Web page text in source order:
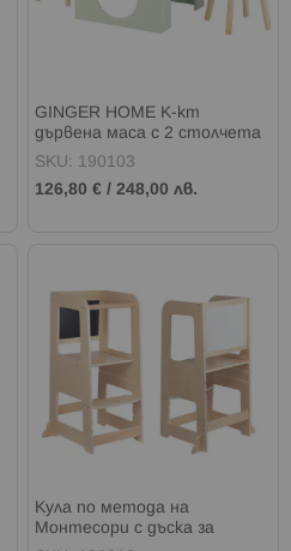
GINGER HOME К-кт
дървена маса с 2 столчета
КЪЩИЧКА MINT
SKU: 190103
126,80 € /248,00 лв.
Кула по метода на
Монтесори с дъска за